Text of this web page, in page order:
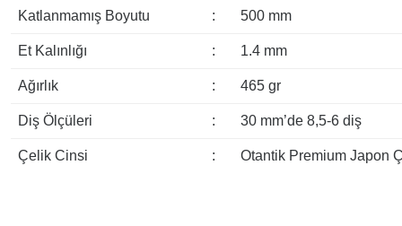
Katlanmamış Boyutu : 500 mm
Et Kalınlığı : 1.4 mm
Ağırlık : 465 gr
Diş Ölçüleri : 30 mm’de 8,5-6 diş
Çelik Cinsi : Otantik Premium Japon